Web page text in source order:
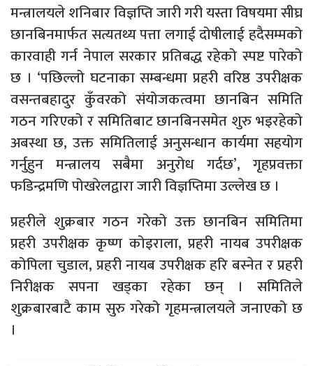
मन्त्रालयले शनिबार विज्ञप्ति जारी गरी यस्ता विषयमा सीघ्र
छानबिनमार्फत सत्यतथ्य पत्ता लगाई दोषीलाई हदैसम्मको
कारवाही गर्न नेपाल सरकार प्रतिबद्ध रहेको स्पष्ट पारेको
छ । ‘पछिल्लो घटनाका सम्बन्धमा प्रहरी वरिष्ठ उपरीक्षक
वसन्तबहादुर कुँवरको संयोजकत्वमा छानबिन समिति
गठन गरिएको र समितिबाट छानबिनसमेत शुरु भइरहेको
अबस्था छ, उक्त समितिलाई अनुसन्धान कार्यमा सहयोग
गर्नुहुन मन्त्रालय सबैमा अनुरोध गर्दछ’, गृहप्रवक्ता
फडिन्द्रमणि पोखरेलद्वारा जारी विज्ञप्तिमा उल्लेख छ ।
प्रहरीले शुक्रबार गठन गरेको उक्त छानबिन समितिमा
प्रहरी उपरीक्षक कृष्ण कोइराला, प्रहरी नायब उपरीक्षक
कोपिला चुडाल, प्रहरी नायब उपरीक्षक हरि बस्नेत र प्रहरी
निरीक्षक सपना खड्का रहेका छन् । समितिले
शुक्रबारबाटै काम सुरु गरेको गृहमन्त्रालयले जनाएको छ
।